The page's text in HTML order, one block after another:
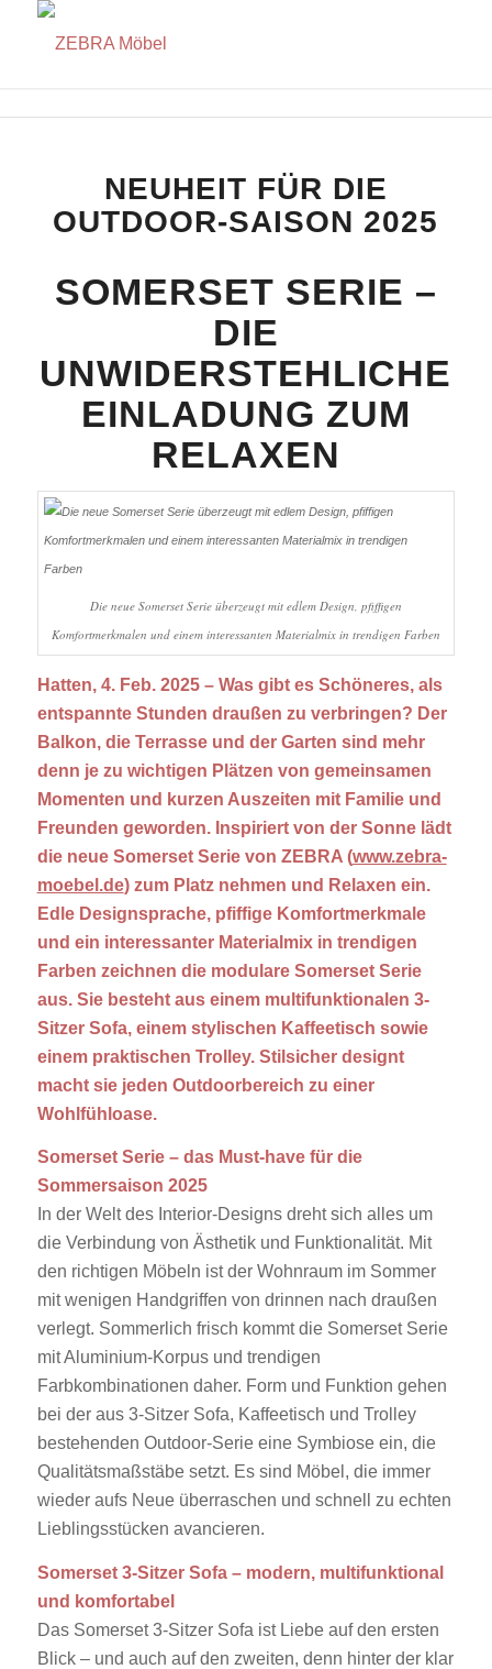
NEUHEIT FÜR DIE
OUTDOOR-SAISON 2025
SOMERSET SERIE –
DIE
UNWIDERSTEHLICHE
EINLADUNG ZUM
RELAXEN
Die neue Somerset Serie überzeugt mit edlem Design, pfiffigen
Komfortmerkmalen und einem interessanten Materialmix in trendigen Farben
Hatten, 4. Feb. 2025 – Was gibt es Schöneres, als
entspannte Stunden draußen zu verbringen? Der
Balkon, die Terrasse und der Garten sind mehr
denn je zu wichtigen Plätzen von gemeinsamen
Momenten und kurzen Auszeiten mit Familie und
Freunden geworden. Inspiriert von der Sonne lädt
die neue Somerset Serie von ZEBRA (www.zebra-
moebel.de) zum Platz nehmen und Relaxen ein.
Edle Designsprache, pfiffige Komfortmerkmale
und ein interessanter Materialmix in trendigen
Farben zeichnen die modulare Somerset Serie
aus. Sie besteht aus einem multifunktionalen 3-
Sitzer Sofa, einem stylischen Kaffeetisch sowie
einem praktischen Trolley. Stilsicher designt
macht sie jeden Outdoorbereich zu einer
Wohlfühloase.
Somerset Serie – das Must-have für die
Sommersaison 2025
In der Welt des Interior-Designs dreht sich alles um
die Verbindung von Ästhetik und Funktionalität. Mit
den richtigen Möbeln ist der Wohnraum im Sommer
mit wenigen Handgriffen von drinnen nach draußen
verlegt. Sommerlich frisch kommt die Somerset Serie
mit Aluminium-Korpus und trendigen
Farbkombinationen daher. Form und Funktion gehen
bei der aus 3-Sitzer Sofa, Kaffeetisch und Trolley
bestehenden Outdoor-Serie eine Symbiose ein, die
Qualitätsmaßstäbe setzt. Es sind Möbel, die immer
wieder aufs Neue überraschen und schnell zu echten
Lieblingsstücken avancieren.
Somerset 3-Sitzer Sofa – modern, multifunktional
und komfortabel
Das Somerset 3-Sitzer Sofa ist Liebe auf den ersten
Blick – und auch auf den zweiten, denn hinter der klar